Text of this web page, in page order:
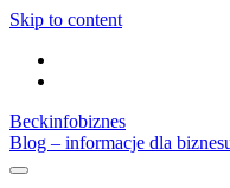
Skip to content
Beckinfobiznes
Blog – informacje dla